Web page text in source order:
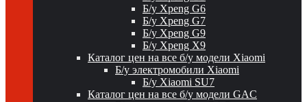
Б/у Xpeng G6
Б/у Xpeng G7
Б/у Xpeng G9
Б/у Xpeng X9
Каталог цен на все б/у модели Xiaomi
Б/у электромобили Xiaomi
Б/у Xiaomi SU7
Каталог цен на все б/у модели GAC